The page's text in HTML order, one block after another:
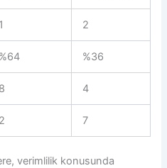
1 2
%64 %36
8 4
2 7
verimlilik konusunda